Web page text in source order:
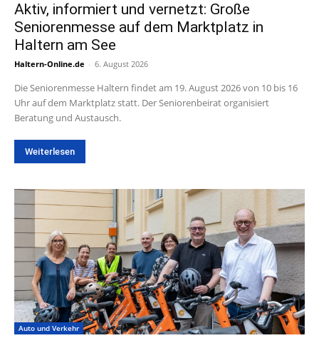
Aktiv, informiert und vernetzt: Große
Seniorenmesse auf dem Marktplatz in
Haltern am See
Haltern-Online.de - 6. August 2026
Die Seniorenmesse Haltern findet am 19. August 2026 von 10 bis 16
Uhr auf dem Marktplatz statt. Der Seniorenbeirat organisiert
Beratung und Austausch.
Weiterlesen
Auto und Verkehr